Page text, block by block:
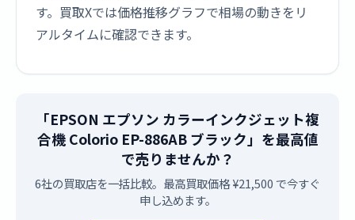
す。買取Xでは価格推移グラフで相場の動きをリ
アルタイムに確認できます。
「EPSON エプソン カラーインクジェット複
合機 Colorio EP-886AB ブラック」を最高値
で売りませんか？
6社の買取店を一括比較。最高買取価格 ¥21,500 で今すぐ
申し込めます。